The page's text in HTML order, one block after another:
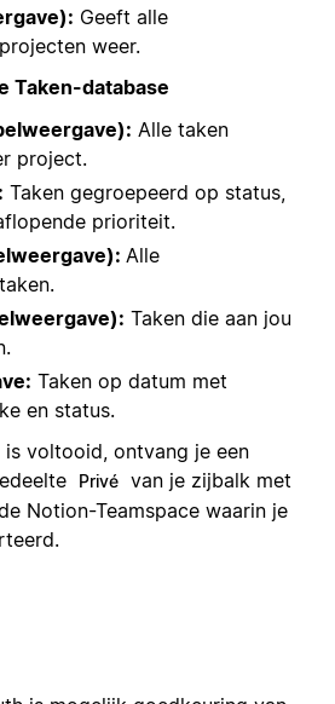
Geeft alle
weer.
Taken-database
Alle taken
project.
Taken gegroepeerd op status,
prioriteit.
Alle
Taken die aan jou
Taken op datum met
en status.
is voltooid, ontvang je een
Privé van je zijbalk met
Notion-Teamspace waarin je